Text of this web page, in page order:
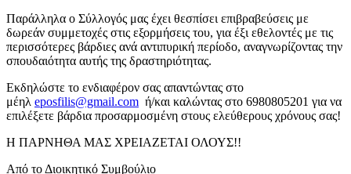
Παράλληλα ο Σύλλογός μας έχει θεσπίσει επιβραβεύσεις με
δωρεάν συμμετοχές στις εξορμήσεις του, για έξι εθελοντές με τις
περισσότερες βάρδιες ανά αντιπυρική περίοδο, αναγνωρίζοντας την
σπουδαιότητα αυτής της δραστηριότητας.
Εκδηλώστε το ενδιαφέρον σας απαντώντας στο
μέηλ eposfilis@gmail.com ή/και καλώντας στο 6980805201 για να
επιλέξετε βάρδια προσαρμοσμένη στους ελεύθερους χρόνους σας!
Η ΠΑΡΝΗΘΑ ΜΑΣ ΧΡΕΙΑΖΕΤΑΙ ΟΛΟΥΣ!!
Από το Διοικητικό Συμβούλιο